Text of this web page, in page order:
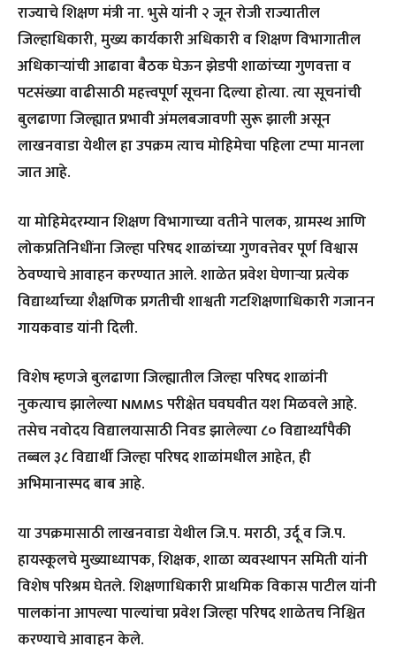
राज्याचे शिक्षण मंत्री ना. भुसे यांनी २ जून रोजी राज्यातील
जिल्हाधिकारी, मुख्य कार्यकारी अधिकारी व शिक्षण विभागातील
अधिकाऱ्यांची आढावा बैठक घेऊन झेडपी शाळांच्या गुणवत्ता व
पटसंख्या वाढीसाठी महत्त्वपूर्ण सूचना दिल्या होत्या. त्या सूचनांची
बुलढाणा जिल्ह्यात प्रभावी अंमलबजावणी सुरू झाली असून
लाखनवाडा येथील हा उपक्रम त्याच मोहिमेचा पहिला टप्पा मानला
जात आहे.
या मोहिमेदरम्यान शिक्षण विभागाच्या वतीने पालक, ग्रामस्थ आणि
लोकप्रतिनिधींना जिल्हा परिषद शाळांच्या गुणवत्तेवर पूर्ण विश्वास
ठेवण्याचे आवाहन करण्यात आले. शाळेत प्रवेश घेणाऱ्या प्रत्येक
विद्यार्थ्याच्या शैक्षणिक प्रगतीची शाश्वती गटशिक्षणाधिकारी गजानन
गायकवाड यांनी दिली.
विशेष म्हणजे बुलढाणा जिल्ह्यातील जिल्हा परिषद शाळांनी
नुकत्याच झालेल्या NMMS परीक्षेत घवघवीत यश मिळवले आहे.
तसेच नवोदय विद्यालयासाठी निवड झालेल्या ८० विद्यार्थ्यांपैकी
तब्बल ३८ विद्यार्थी जिल्हा परिषद शाळांमधील आहेत, ही
अभिमानास्पद बाब आहे.
या उपक्रमासाठी लाखनवाडा येथील जि.प. मराठी, उर्दू व जि.प.
हायस्कूलचे मुख्याध्यापक, शिक्षक, शाळा व्यवस्थापन समिती यांनी
विशेष परिश्रम घेतले. शिक्षणाधिकारी प्राथमिक विकास पाटील यांनी
पालकांना आपल्या पाल्यांचा प्रवेश जिल्हा परिषद शाळेतच निश्चित
करण्याचे आवाहन केले.